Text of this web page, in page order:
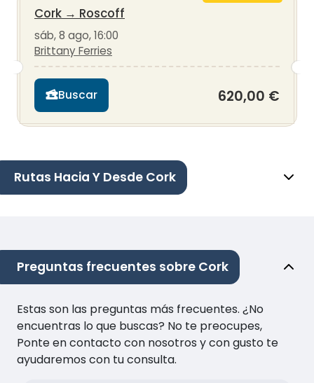
Cork → Roscoff
sáb, 8 ago, 16:00
Brittany Ferries
Buscar 620,00 €
Rutas Hacia Y Desde Cork
Preguntas frecuentes sobre Cork
Estas son las preguntas más frecuentes. ¿No
encuentras lo que buscas? No te preocupes,
Ponte en contacto con nosotros y con gusto te
ayudaremos con tu consulta.